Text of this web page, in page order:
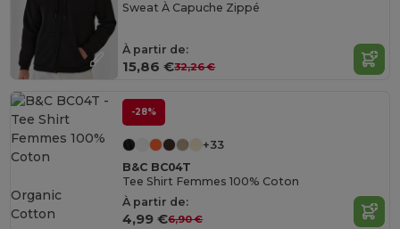
Sweat À Capuche Zippé
À partir de:
15,86 €32,26 €
-28%
+33
B&C BC04T
Tee Shirt Femmes 100% Coton
À partir de:
4,99 €6,90 €
Organic
Cotton